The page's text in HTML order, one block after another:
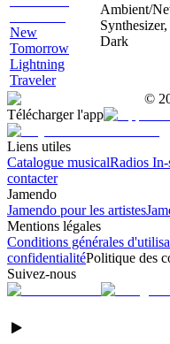
New
Tomorrow
Lightning
Traveler
Ambient/
Dark
©
Télécharger l'app
Liens utiles
Catalogue musicalRadios In-
contacter
Jamendo
Jamendo pour les artistes
Mentions légales
Conditions générales
confidentialitéPolitique des
Suivez-nous